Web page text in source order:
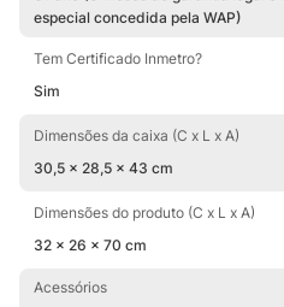
especial concedida pela WAP)
Tem Certificado Inmetro?
Sim
Dimensões da caixa (C x L x A)
30,5 × 28,5 × 43 cm
Dimensões do produto (C x L x A)
32 x 26 x 70 cm
Acessórios